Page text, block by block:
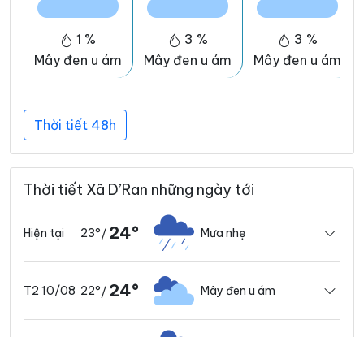
1 %
Mây đen u ám
3 %
Mây đen u ám
3 %
Mây đen u ám
Thời tiết 48h
Thời tiết Xã D’Ran những ngày tới
Hiện tại 23°/ 24° Mưa nhẹ
T2 10/08 22°/ 24° Mây đen u ám